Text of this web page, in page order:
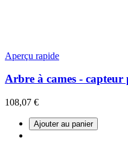
Aperçu rapide
Arbre à cames - capteur
108,07 €
Ajouter au panier